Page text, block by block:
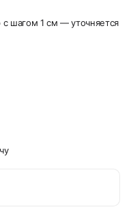
с шагом 1 см — уточняется